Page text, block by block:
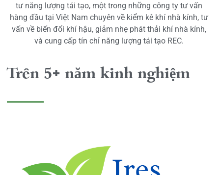
tư năng lượng tái tạo, một trong những công ty tư vấn
hàng đầu tại Việt Nam chuyên về kiểm kê khí nhà kính, tư
vấn về biến đổi khí hậu, giảm nhẹ phát thải khí nhà kính,
và cung cấp tín chỉ năng lượng tái tạo REC.
Trên 5+ năm kinh nghiệm